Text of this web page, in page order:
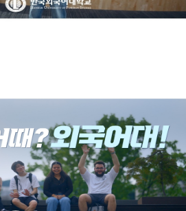
어대학교 브랜드영상:
어때? 외국어대!